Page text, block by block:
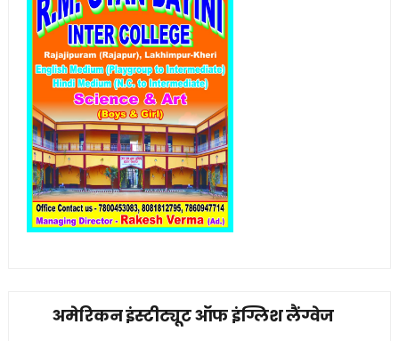
अमेरिकन इंस्टीट्यूट ऑफ इंग्लिश लैंग्वेज